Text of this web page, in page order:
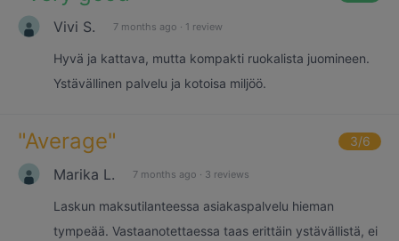
Vivi S. 7 months ago · 1 review
Hyvä ja kattava, mutta kompakti ruokalista juomineen.
Ystävällinen palvelu ja kotoisa miljöö.
"Average" 3/6
Marika L. 7 months ago · 3 reviews
Laskun maksutilanteessa asiakaspalvelu hieman
tympeää. Vastaanotettaessa taas erittäin ystävällistä, ei